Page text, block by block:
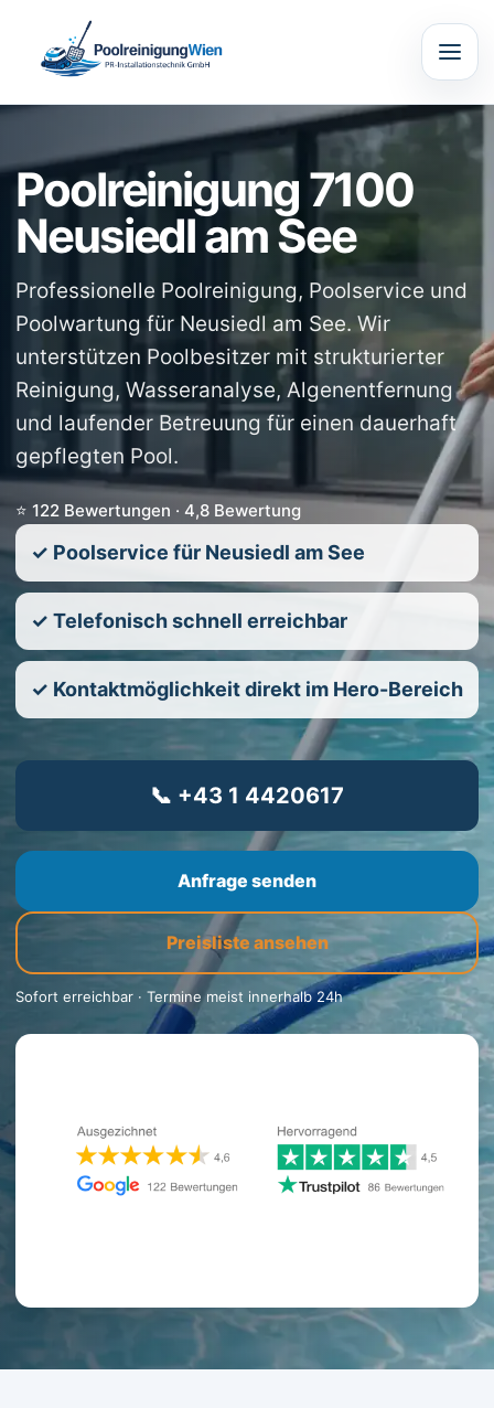
Poolreinigung 7100
Neusiedl am See
Professionelle Poolreinigung, Poolservice und
Poolwartung für Neusiedl am See. Wir
unterstützen Poolbesitzer mit strukturierter
Reinigung, Wasseranalyse, Algenentfernung
und laufender Betreuung für einen dauerhaft
gepflegten Pool.
⭐ 122 Bewertungen · 4,8 Bewertung
✓ Poolservice für Neusiedl am See
✓ Telefonisch schnell erreichbar
✓ Kontaktmöglichkeit direkt im Hero-Bereich
📞 +43 1 4420617
Anfrage senden
Preisliste ansehen
Sofort erreichbar · Termine meist innerhalb 24h